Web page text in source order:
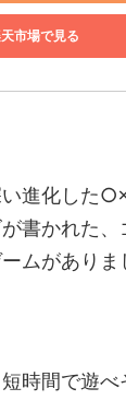
市場で見る
い進化した
書かれた
ムがありま
時間で遊べ